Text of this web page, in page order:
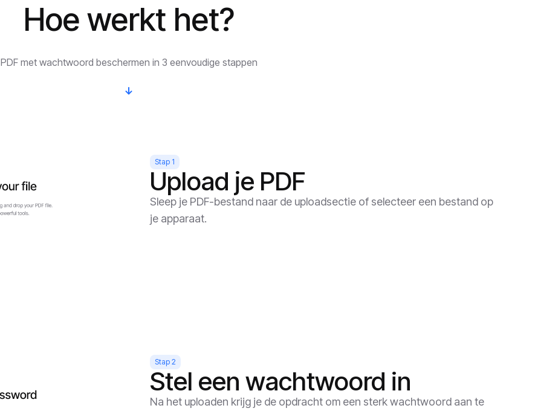
Hoe werkt het?
PDF met wachtwoord beschermen in 3 eenvoudige stappen
Stap 1
Upload je PDF
Sleep je PDF-bestand naar de uploadsectie of selecteer een bestand op
je apparaat.
Stap 2
Stel een wachtwoord in
Na het uploaden krijg je de opdracht om een sterk wachtwoord aan te